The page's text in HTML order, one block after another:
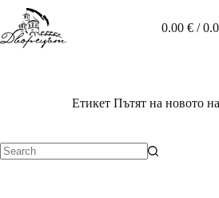
content
Shopping
0.00€ /
ЕтикетПътят на новото